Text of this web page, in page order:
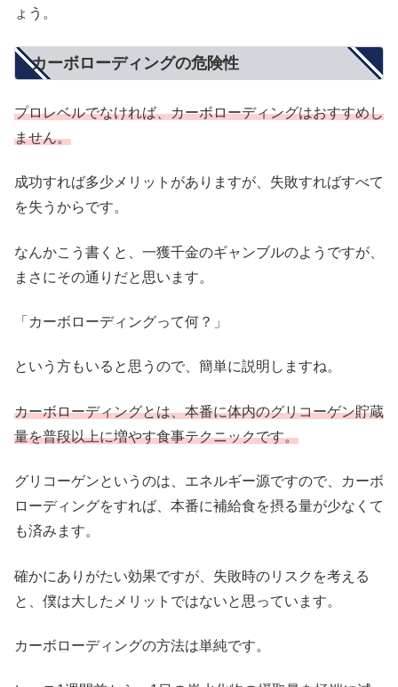
ょう。
カーボローディングの危険性
プロレベルでなければ、カーボローディングはおすすめし
ません。
成功すれば多少メリットがありますが、失敗すればすべて
を失うからです。
なんかこう書くと、一獲千金のギャンブルのようですが、
まさにその通りだと思います。
「カーボローディングって何？」
という方もいると思うので、簡単に説明しますね。
カーボローディングとは、本番に体内のグリコーゲン貯蔵
量を普段以上に増やす食事テクニックです。
グリコーゲンというのは、エネルギー源ですので、カーボ
ローディングをすれば、本番に補給食を摂る量が少なくて
も済みます。
確かにありがたい効果ですが、失敗時のリスクを考える
と、僕は大したメリットではないと思っています。
カーボローディングの方法は単純です。